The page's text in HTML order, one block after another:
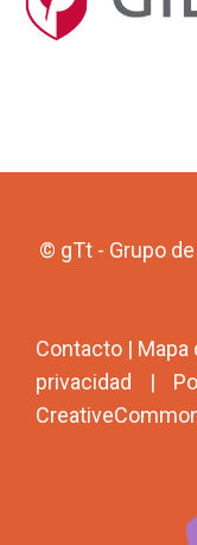
© gTt - Grupo
Contacto | Mapa
privacidad |